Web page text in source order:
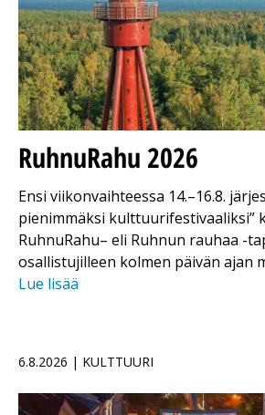
RuhnuRahu 2026
Ensi viikonvaihteessa 14.–16.8.
pienimmäksi kulttuurifestivaaliksi”
RuhnuRahu– eli Ruhnun rauhaa -
osallistujilleen kolmen päivän ajan
Lue lisää
6.8.2026 | KULTTUURI